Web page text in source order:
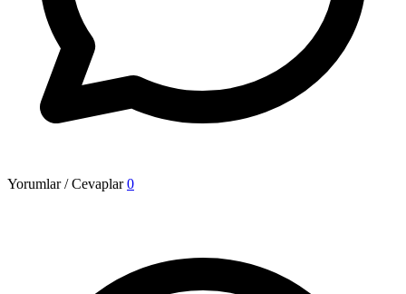
Yorumlar / Cevaplar 0